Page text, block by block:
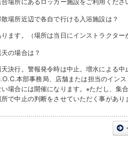
場所近辺で各自で行ける入浴施設は？
ります。（場所は当日にインストラクタ
の場合は？
天決行。警報発令時は中止。増水による
本部事務局、店舗または担当のイン
い場合には開催になります。※ただし、集
で中止の判断をさせていただく事があり